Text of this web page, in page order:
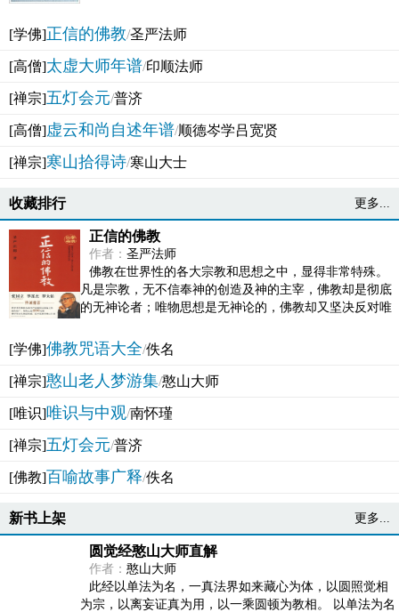
[学佛]正信的佛教/圣严法师
[高僧]太虚大师年谱/印顺法师
[禅宗]五灯会元/普济
[高僧]虚云和尚自述年谱/顺德岑学吕宽贤
[禅宗]寒山拾得诗/寒山大士
收藏排行 更多...
正信的佛教
作者： 圣严法师
佛教在世界性的各大宗教和思想之中，显得非常特殊。
凡是宗教，无不信奉神的创造及神的主宰，佛教却是彻底
的无神论者；唯物思想是无神论的，佛教却又坚决反对唯
[学佛]佛教咒语大全/佚名
[禅宗]憨山老人梦游集/憨山大师
[唯识]唯识与中观/南怀瑾
[禅宗]五灯会元/普济
[佛教]百喻故事广释/佚名
新书上架 更多...
圆觉经憨山大师直解
作者： 憨山大师
此经以单法为名，一真法界如来藏心为体，以圆照觉相
为宗，以离妄证真为用，以一乘圆顿为教相。 以单法为名